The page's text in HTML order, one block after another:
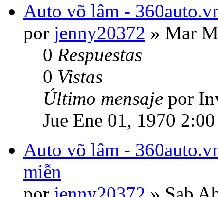
Auto võ lâm -
por jenny20372 » Mar
0 Respuestas
0 Vistas
Último mensaje por
Jue Ene 01, 1970
Auto võ lâm -
miễn